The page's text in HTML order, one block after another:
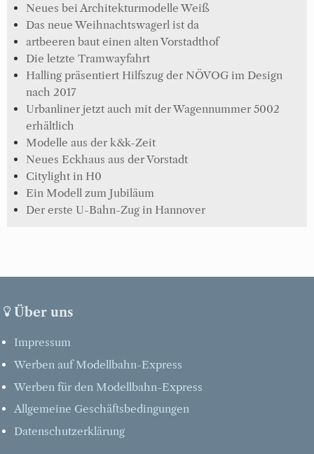
Neues bei Architekturmodelle Weiß
Das neue Weihnachtswagerl ist da
artbeeren baut einen alten Vorstadthof
Die letzte Tramwayfahrt
Halling präsentiert Hilfszug der NÖVOG im Design
nach 2017
Urbanliner jetzt auch mit der Wagennummer 5002
erhältlich
Modelle aus der k&k-Zeit
Neues Eckhaus aus der Vorstadt
Citylight in H0
Ein Modell zum Jubiläum
Der erste U-Bahn-Zug in Hannover
Über uns
Impressum
Werben auf Modellbahn-Express
Werben für den Modellbahn-Express
Allgemeine Geschäftsbedingungen
Datenschutzerklärung